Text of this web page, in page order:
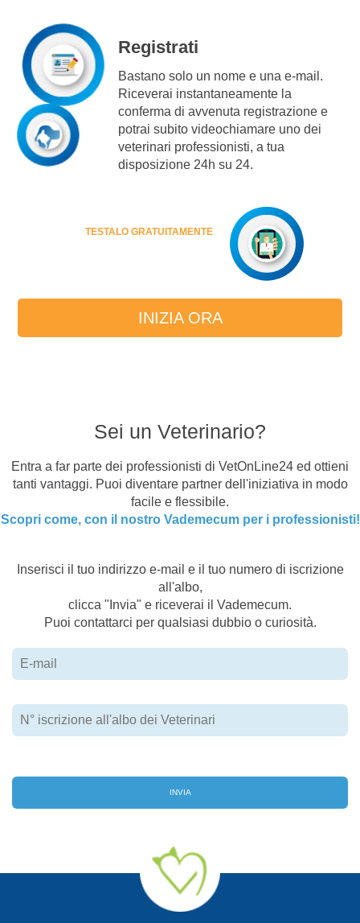
Registrati
Bastano solo un nome e una e-mail.
Riceverai instantaneamente la
conferma di avvenuta registrazione e
potrai subito videochiamare uno dei
veterinari professionisti, a tua
disposizione 24h su 24.
TESTALO GRATUITAMENTE
INIZIA ORA
Sei un Veterinario?
Entra a far parte dei professionisti di VetOnLine24 ed ottieni
tanti vantaggi. Puoi diventare partner dell'iniziativa in modo
facile e flessibile.
Scopri come, con il nostro Vademecum per i professionisti!
Inserisci il tuo indirizzo e-mail e il tuo numero di iscrizione
all'albo,
clicca "Invia" e riceverai il Vademecum.
Puoi contattarci per qualsiasi dubbio o curiosità.